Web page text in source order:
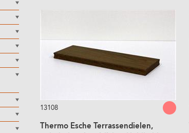
13108
Thermo Esche Terrassendielen,